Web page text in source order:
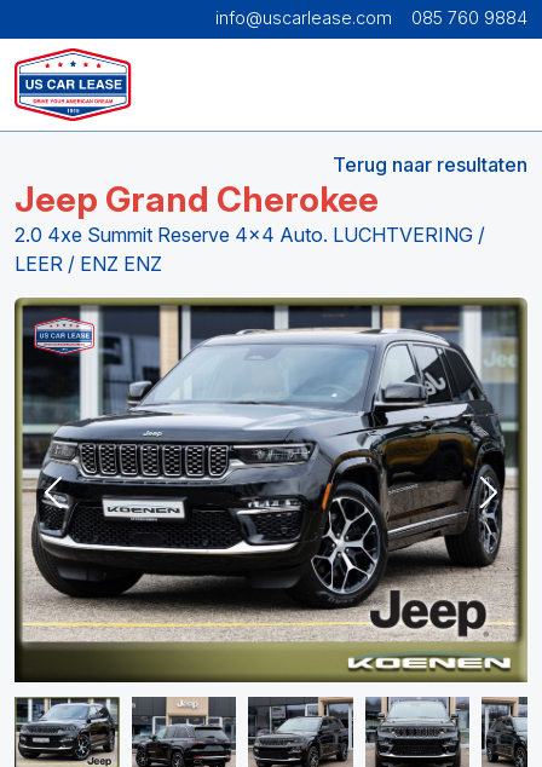
info@uscarlease.com 085 760 9884
Terug naar resultaten
Jeep Grand Cherokee
2.0 4xe Summit Reserve 4x4 Auto. LUCHTVERING /
LEER / ENZ ENZ
Previous Next